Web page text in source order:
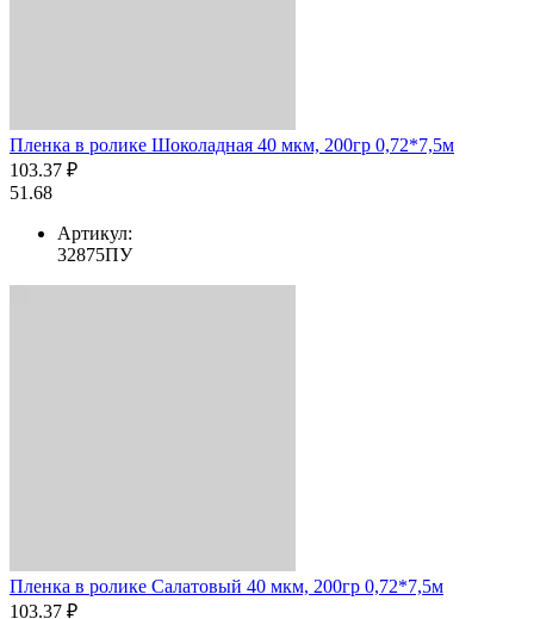
Пленка в ролике Шоколадная 40 мкм, 200гр 0,72*7,5м
103.37 ₽
51.68
Артикул:
32875ПУ
Пленка в ролике Салатовый 40 мкм, 200гр 0,72*7,5м
103.37 ₽